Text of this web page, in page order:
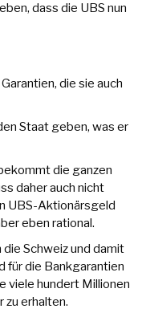
dass die UBS nun
die sie auch
Staat geben, was er
die ganzen
daher auch nicht
UBS-Aktionärsgeld
eben rational.
Schweiz und damit
für die Bankgarantien
viele hundert Millionen
zu erhalten.